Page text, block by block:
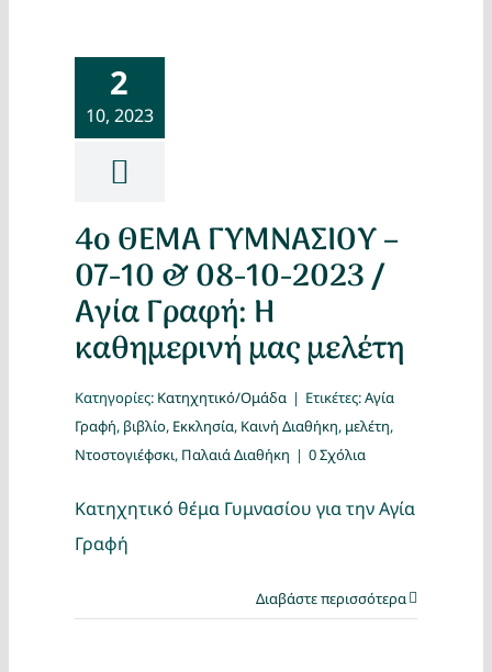
2
10, 2023
4ο ΘΕΜΑ ΓΥΜΝΑΣΙΟΥ –
07-10 & 08-10-2023 /
Αγία Γραφή: Η
καθημερινή μας μελέτη
Κατηγορίες: Κατηχητικό/Ομάδα | Ετικέτες:Αγία
Γραφή, βιβλίο, Εκκλησία, Καινή Διαθήκη, μελέτη,
Ντοστογιέφσκι, Παλαιά Διαθήκη | 0 Σχόλια
Κατηχητικό θέμα Γυμνασίου για την Αγία
Γραφή
Διαβάστε περισσότερα